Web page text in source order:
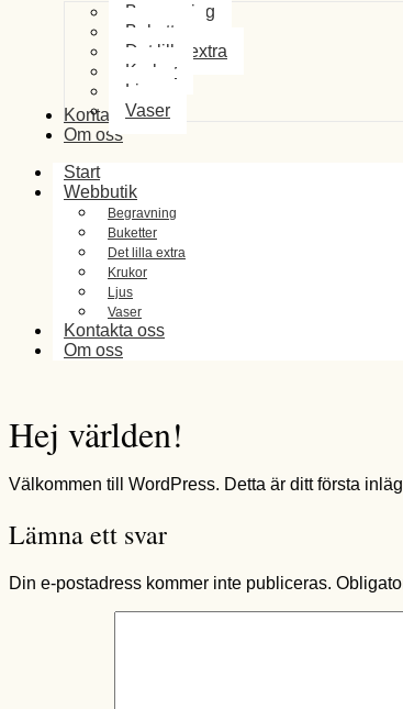
Begravning
Buketter
Det lilla extra
Krukor
Ljus
Vaser
Kontakta oss
Om oss
Start
Webbutik
Begravning
Buketter
Det lilla extra
Krukor
Ljus
Vaser
Kontakta oss
Om oss
Hej världen!
Välkommen till WordPress. Detta är ditt första
Lämna ett svar
Din e-postadress kommer inte publiceras.